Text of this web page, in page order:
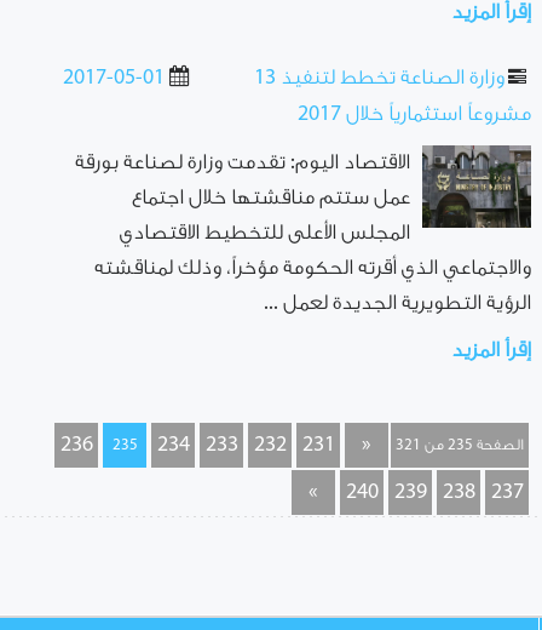
إقرأ المزيد
2017-05-01
وزارة الصناعة تخطط لتنفيذ 13
مشروعاً استثمارياً خلال 2017
الاقتصاد اليوم: تقدمت وزارة لصناعة بورقة
عمل ستتم مناقشتها خلال اجتماع
المجلس الأعلى للتخطيط الاقتصادي
والاجتماعي الذي أقرته الحكومة مؤخراً، وذلك لمناقشته
الرؤية التطويرية الجديدة لعمل ...
إقرأ المزيد
الصفحة 235 من 321 «
231
232
233
234
235
236
237
238
239
240
»